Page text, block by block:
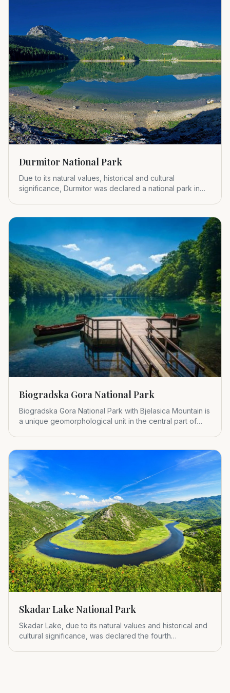
Durmitor National Park
Due to its natural values, historical and cultural
significance, Durmitor was declared a national park in
Biogradska Gora National Park
Biogradska Gora National Park with Bjelasica Mountain is
a unique geomorphological unit in the central part of
Skadar Lake National Park
Skadar Lake, due to its natural values and historical and
cultural significance, was declared the fourth